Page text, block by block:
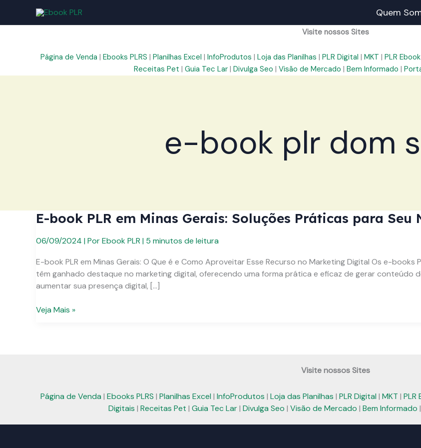
Quem
Visite nossos Sites
Página de Venda | Ebooks PLRS | Planilhas Excel | InfoProdutos | Loja das Planilhas | PLR Digital | MKT | PLR Ebook
Receitas Pet | Guia Tec Lar | Divulga Seo | Visão de Mercado | Bem Informado |
e-book plr dom
E-book PLR em Minas Gerais: Soluções Práticas para
06/09/2024 | PorEbook PLR | 5 minutos de leitura
E-book PLR em Minas Gerais: O Que é e Como Aproveitar Esse Recurso no Marketing Digital Os e-books
têm ganhado destaque no marketing digital, oferecendo uma forma prática e eficaz de gerar conteúdo
aumentar sua presença digital, […]
E-
Práticas
Veja Mais »
Visite nossos Sites
Página de Venda | Ebooks PLRS | Planilhas Excel | InfoProdutos | Loja das Planilhas | PLR Digital | MKT | PLR
Digitais | Receitas Pet | Guia Tec Lar| Divulga Seo | Visão de Mercado | Bem Informado |